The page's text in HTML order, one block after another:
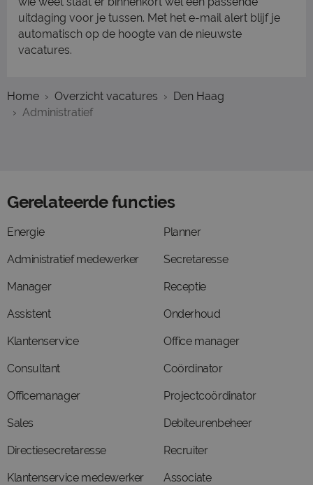
uitdaging voor je tussen. Met het e-mail alert blijf je
automatisch op de hoogte van de nieuwste
vacatures.
Home Overzicht vacatures
Den Haag
Administratief
Gerelateerde functies
Energie
Administratief medewerker
Manager
Assistent
Klantenservice
Consultant
Officemanager
Sales
Directiesecretaresse
Klantenservice medewerker
Planner
Secretaresse
Receptie
Onderhoud
Office manager
Coördinator
Projectcoördinator
Debiteurenbeheer
Recruiter
Associate